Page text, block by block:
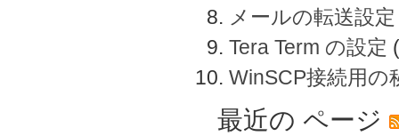
メールの転送設定
Tera Term の設定
WinSCP接続用の
最近の ページ